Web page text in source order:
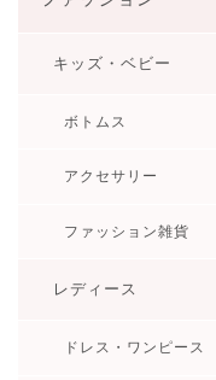
キッズ・ベビー
ボトムス
アクセサリー
ファッション雑貨
レディース
ドレス・ワンピース